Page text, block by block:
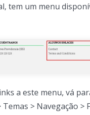
tem um menu
a este menu, vá
> Navegação >